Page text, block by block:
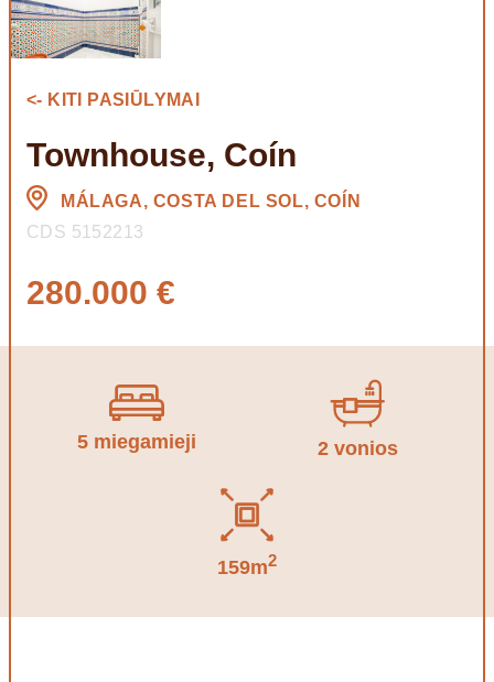
<- KITI PASIŪLYMAI
Townhouse, Coín
MÁLAGA, COSTA DEL SOL, COÍN
CDS 5152213
280.000 €
5 miegamieji 2 vonios
159m2